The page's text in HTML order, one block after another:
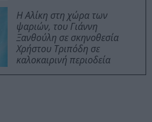
Η Αλίκη στη χώρα των
ψαριών, του Γιάννη
Ξανθούλη σε σκηνοθεσία
Χρήστου Τριπόδη σε
καλοκαιρινή περιοδεία